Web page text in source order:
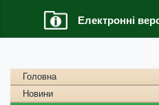
Електронні
Головна
Новини